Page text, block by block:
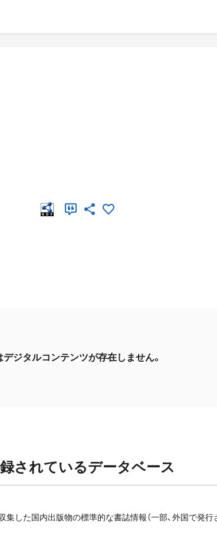
ジタルコンテンツが存在しません。
されているデータベース
集した国内出版物の標準的な書誌情報（一部、外国で発行